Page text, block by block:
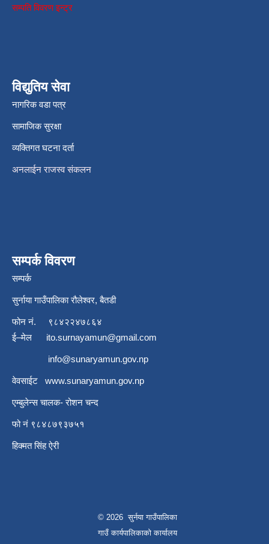
सम्पति विवरण इन्ट्र
विद्युतिय सेवा
नागरिक वडा पत्र
सामाजिक सुरक्षा
व्यक्तिगत घटना दर्ता
अनलाईन राजस्व संकलन
सम्पर्क विवरण
सम्पर्क
सुर्नाया गाउँपालिका रौलेश्वर, बैतडी
फोन नं.
९८४२२४७८६४
ई–मेल ito.surnayamun@gmail.com
info@sunaryamun.gov.np
वेवसाईट www.sunaryamun.gov.np
एम्बुलेन्स चालक- रोशन चन्द
फो नं ९८४८७९३७५१
हिक्मत सिंह ऐरी
© 2026 सुर्नया गाउँपालिका
गाउँ कार्यपालिकाकाे कार्यालय